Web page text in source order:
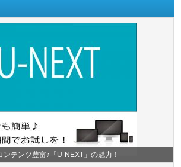
ンテンツ豊富♪「U-NEXT」の魅力！